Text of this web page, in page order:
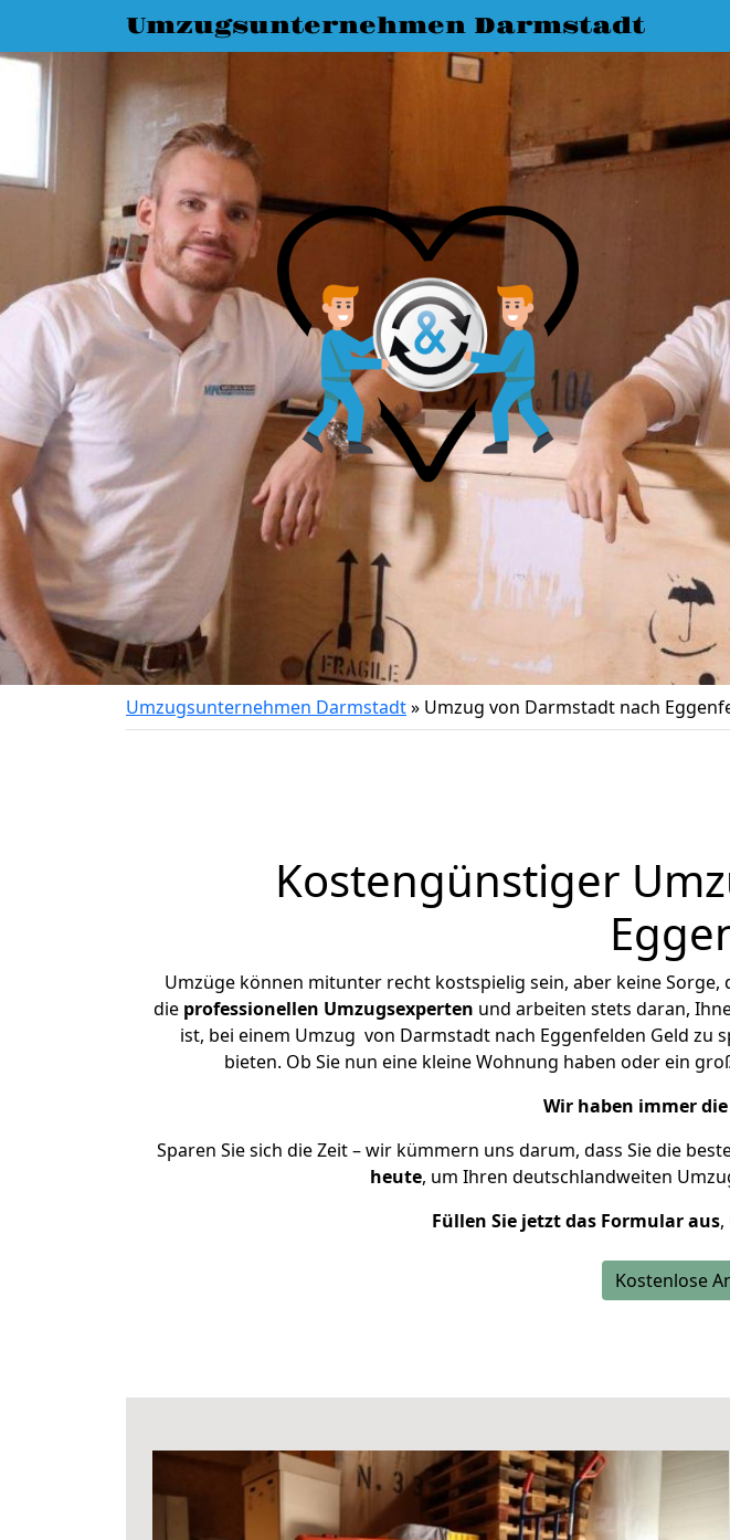
Umzugsunternehmen Darmstadt
Umzugsunternehmen Darmstadt» Umzug von Darmstadt nach
Kostengünstiger
Umzüge können mitunter recht kostspielig sein, aber keine Sorge,
die professionellen Umzugsexperten und arbeiten stets daran,
ist, bei einem Umzug von Darmstadt nach Eggenfelden Geld zu
bieten. Ob Sie nun eine kleine Wohnung haben oder ein
Wir haben immer
Sparen Sie sich die Zeit – wir kümmern uns darum, dass Sie die
heute, um Ihren deutschlandweiten
Füllen Sie jetzt das Formular aus
Kostenlose